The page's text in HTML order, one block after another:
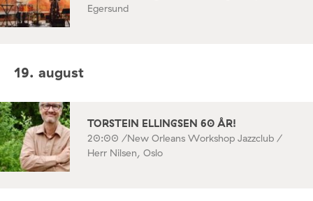
Egersund
19. august
TORSTEIN ELLINGSEN 60 ÅR!
20:00 /New Orleans Workshop Jazzclub /
Herr Nilsen, Oslo